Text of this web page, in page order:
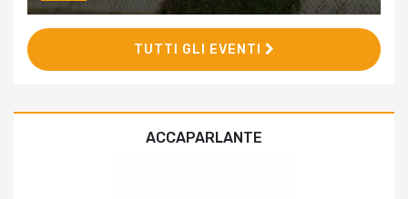
TUTTI GLI EVENTI
ACCAPARLANTE